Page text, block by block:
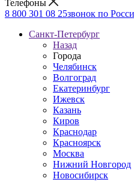
Телефоны
8 800 301 08 25звонок по
Санкт-Петербург
Назад
Города
Челябинск
Волгоград
Екатеринбург
Ижевск
Казань
Киров
Краснодар
Красноярск
Москва
Нижний Новгород
Новосибирск